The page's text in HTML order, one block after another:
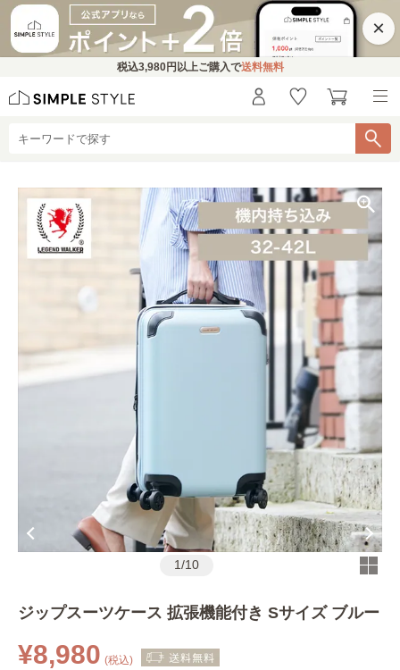
×
税込3,980円 以上ご購入で送料無料
1/10
ジップスーツケース 拡張機能付き Sサイズ ブルー
¥8,980 (税込)